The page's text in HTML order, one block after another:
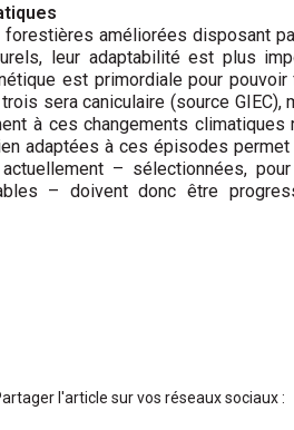
améliorées disposant
leur adaptabilité est plus
est primordiale pour
sera caniculaire (source GIEC),
à ces changements
adaptées à ces épisodes
– sélectionnées,
– doivent donc être
l'article sur vos réseaux sociaux :